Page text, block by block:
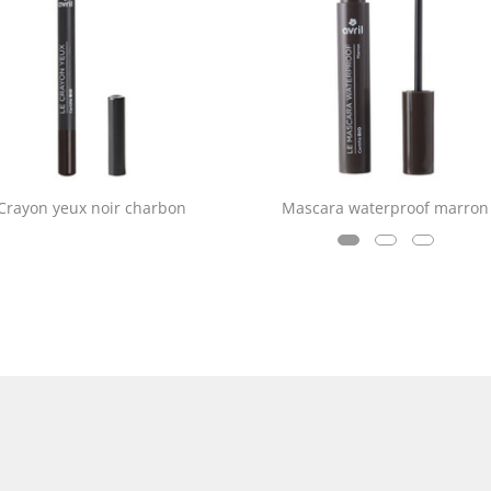
yeux noir charbon Mascara waterproof marron